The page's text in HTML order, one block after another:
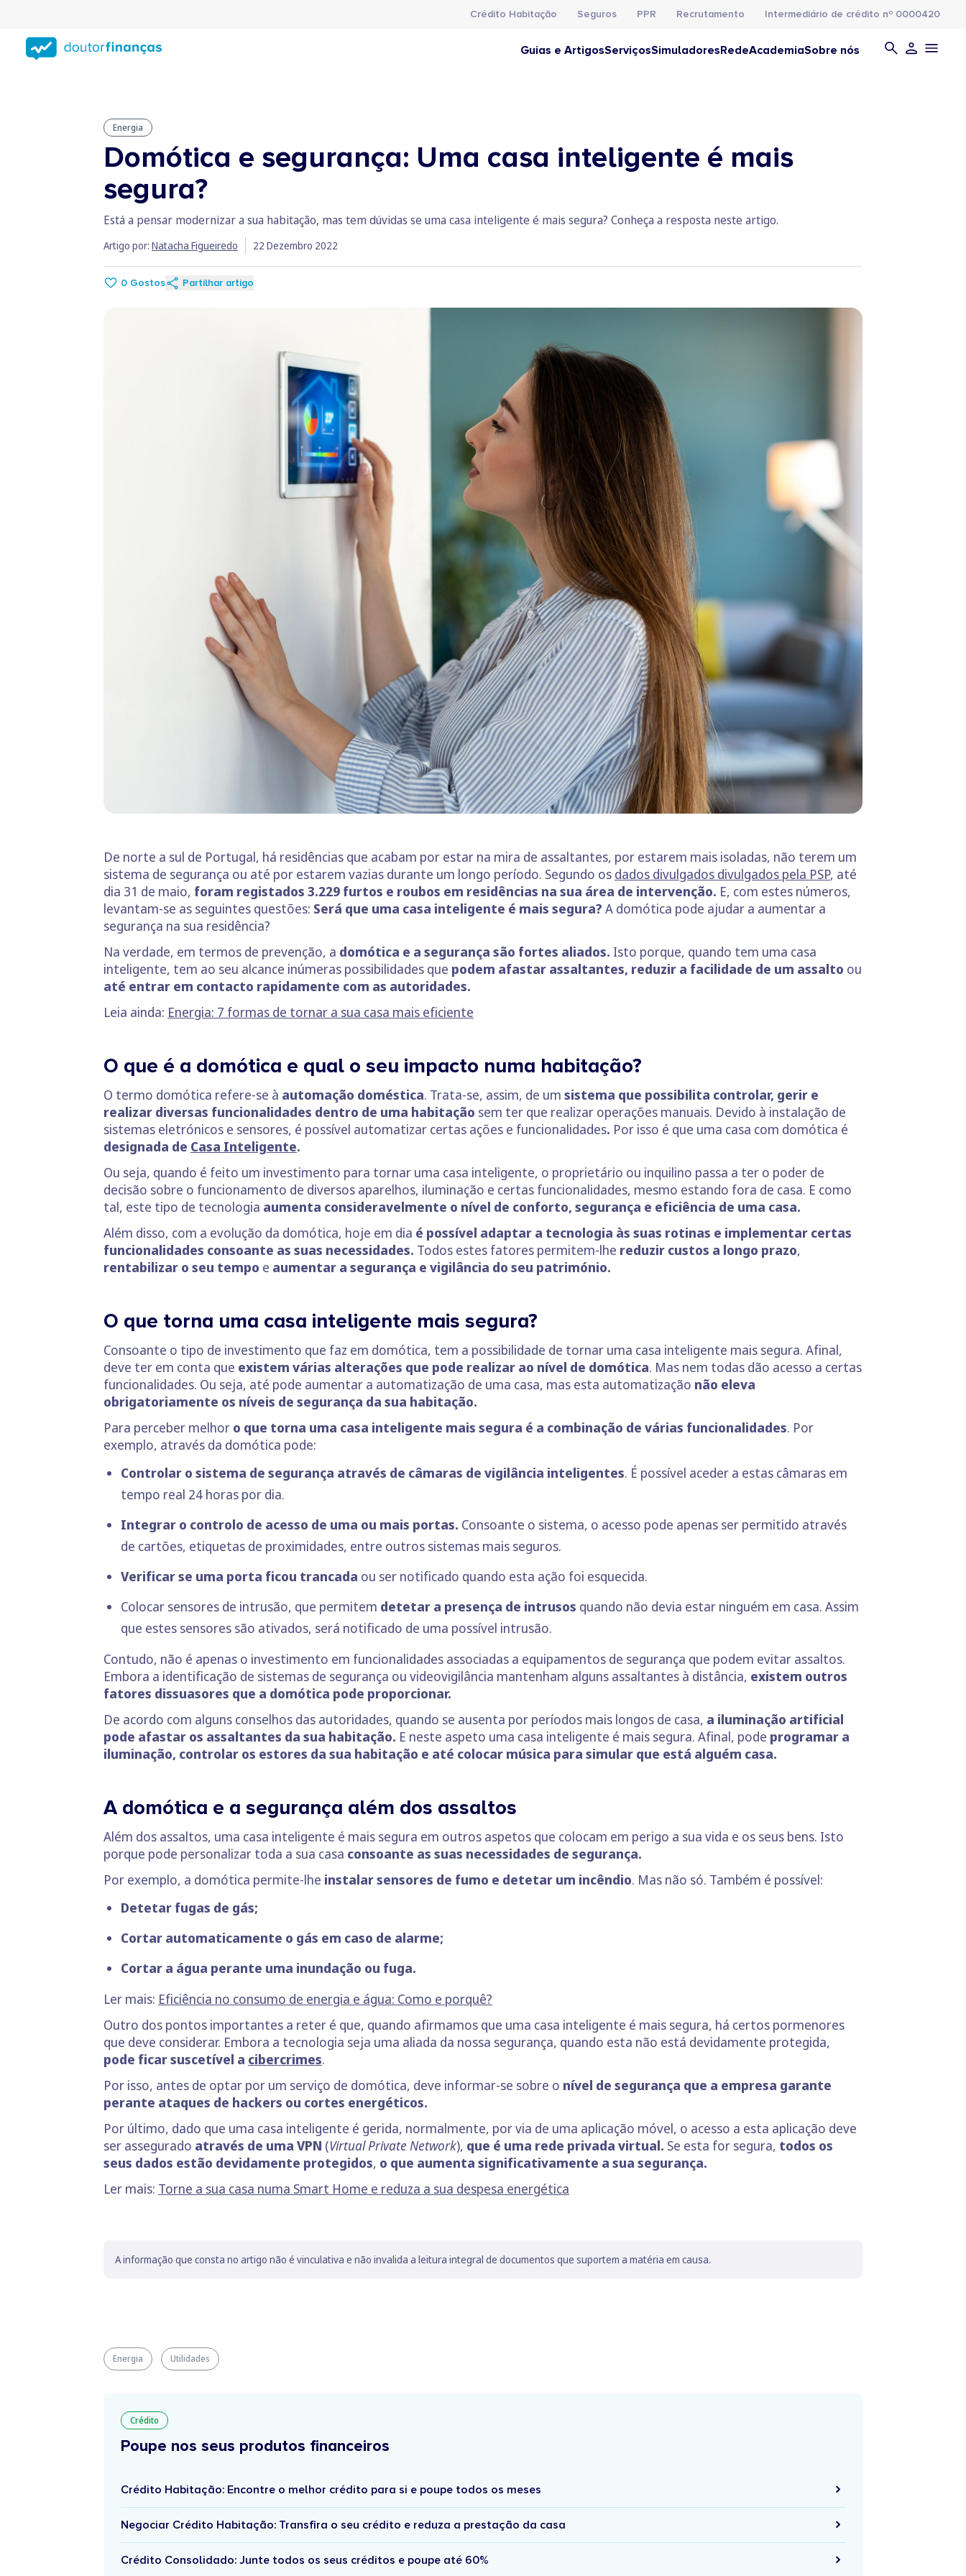
conteúdo
principal
Crédito Habitação Seguros PPR Recrutamento Intermediário de crédito nº 0000420
Guias e ArtigosServiçosSimuladoresRedeAcademiaSobre nós
Energia
Domótica e segurança: Uma casa inteligente é mais
segura?
Está a pensar modernizar a sua habitação, mas tem dúvidas se uma casa inteligente é mais segura? Conheça a resposta neste artigo.
Artigo por: Natacha Figueiredo 22 Dezembro 2022
0 Gostos Partilhar artigo
De norte a sul de Portugal, há residências que acabam por estar na mira de assaltantes, por estarem mais isoladas, não terem um
sistema de segurança ou até por estarem vazias durante um longo período. Segundo os dados divulgados divulgados pela PSP, até
dia 31 de maio, foram registados 3.229 furtos e roubos em residências na sua área de intervenção. E, com estes números,
levantam-se as seguintes questões: Será que uma casa inteligente é mais segura? A domótica pode ajudar a aumentar a
segurança na sua residência?
Na verdade, em termos de prevenção, a domótica e a segurança são fortes aliados. Isto porque, quando tem uma casa
inteligente, tem ao seu alcance inúmeras possibilidades que podem afastar assaltantes, reduzir a facilidade de um assalto ou
até entrar em contacto rapidamente com as autoridades.
Leia ainda: Energia: 7 formas de tornar a sua casa mais eficiente
O que é a domótica e qual o seu impacto numa habitação?
O termo domótica refere-se à automação doméstica. Trata-se, assim, de um sistema que possibilita controlar, gerir e
realizar diversas funcionalidades dentro de uma habitação sem ter que realizar operações manuais. Devido à instalação de
sistemas eletrónicos e sensores, é possível automatizar certas ações e funcionalidades. Por isso é que uma casa com domótica é
designada de Casa Inteligente.
Ou seja, quando é feito um investimento para tornar uma casa inteligente, o proprietário ou inquilino passa a ter o poder de
decisão sobre o funcionamento de diversos aparelhos, iluminação e certas funcionalidades, mesmo estando fora de casa. E como
tal, este tipo de tecnologia aumenta consideravelmente o nível de conforto, segurança e eficiência de uma casa.
Além disso, com a evolução da domótica, hoje em dia é possível adaptar a tecnologia às suas rotinas e implementar certas
funcionalidades consoante as suas necessidades. Todos estes fatores permitem-lhe reduzir custos a longo prazo,
rentabilizar o seu tempo e aumentar a segurança e vigilância do seu património.
O que torna uma casa inteligente mais segura?
Consoante o tipo de investimento que faz em domótica, tem a possibilidade de tornar uma casa inteligente mais segura. Afinal,
deve ter em conta que existem várias alterações que pode realizar ao nível de domótica. Mas nem todas dão acesso a certas
funcionalidades. Ou seja, até pode aumentar a automatização de uma casa, mas esta automatização não eleva
obrigatoriamente os níveis de segurança da sua habitação.
Para perceber melhor o que torna uma casa inteligente mais segura é a combinação de várias funcionalidades. Por
exemplo, através da domótica pode:
Controlar o sistema de segurança através de câmaras de vigilância inteligentes. É possível aceder a estas câmaras em
tempo real 24 horas por dia.
Integrar o controlo de acesso de uma ou mais portas. Consoante o sistema, o acesso pode apenas ser permitido através
de cartões, etiquetas de proximidades, entre outros sistemas mais seguros.
Verificar se uma porta ficou trancada ou ser notificado quando esta ação foi esquecida.
Colocar sensores de intrusão, que permitem detetar a presença de intrusos quando não devia estar ninguém em casa. Assim
que estes sensores são ativados, será notificado de uma possível intrusão.
Contudo, não é apenas o investimento em funcionalidades associadas a equipamentos de segurança que podem evitar assaltos.
Embora a identificação de sistemas de segurança ou videovigilância mantenham alguns assaltantes à distância, existem outros
fatores dissuasores que a domótica pode proporcionar.
De acordo com alguns conselhos das autoridades, quando se ausenta por períodos mais longos de casa, a iluminação artificial
pode afastar os assaltantes da sua habitação. E neste aspeto uma casa inteligente é mais segura. Afinal, pode programar a
iluminação, controlar os estores da sua habitação e até colocar música para simular que está alguém casa.
A domótica e a segurança além dos assaltos
Além dos assaltos, uma casa inteligente é mais segura em outros aspetos que colocam em perigo a sua vida e os seus bens. Isto
porque pode personalizar toda a sua casa consoante as suas necessidades de segurança.
Por exemplo, a domótica permite-lhe instalar sensores de fumo e detetar um incêndio. Mas não só. Também é possível:
Detetar fugas de gás;
Cortar automaticamente o gás em caso de alarme;
Cortar a água perante uma inundação ou fuga.
Ler mais: Eficiência no consumo de energia e água: Como e porquê?
Outro dos pontos importantes a reter é que, quando afirmamos que uma casa inteligente é mais segura, há certos pormenores
que deve considerar. Embora a tecnologia seja uma aliada da nossa segurança, quando esta não está devidamente protegida,
pode ficar suscetível a cibercrimes.
Por isso, antes de optar por um serviço de domótica, deve informar-se sobre o nível de segurança que a empresa garante
perante ataques de hackers ou cortes energéticos.
Por último, dado que uma casa inteligente é gerida, normalmente, por via de uma aplicação móvel, o acesso a esta aplicação deve
ser assegurado através de uma VPN (Virtual Private Network), que é uma rede privada virtual. Se esta for segura, todos os
seus dados estão devidamente protegidos, o que aumenta significativamente a sua segurança.
Ler mais: Torne a sua casa numa Smart Home e reduza a sua despesa energética
A informação que consta no artigo não é vinculativa e não invalida a leitura integral de documentos que suportem a matéria em causa.
Energia Utilidades
Crédito
Poupe nos seus produtos financeiros
Crédito Habitação: Encontre o melhor crédito para si e poupe todos os meses
Negociar Crédito Habitação: Transfira o seu crédito e reduza a prestação da casa
Crédito Consolidado: Junte todos os seus créditos e poupe até 60%